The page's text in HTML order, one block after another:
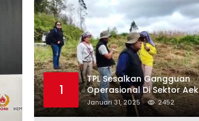
1
TPL Sesalkan Gangguan
Operasional Di Sektor Aek
Nauli
Januari 31, 2025 2452